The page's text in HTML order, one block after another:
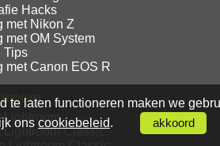
Hacks
met Nikon Z
met OM System
Tips
met Canon EOS R
Lightroom
Lightroom Classic
te laten functioneren maken we
ons cookiebeleid. akkoord